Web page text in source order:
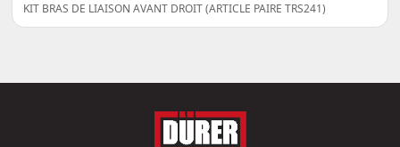
KIT BRAS DE LIAISON AVANT DROIT (ARTICLE PAIRE TRS241)